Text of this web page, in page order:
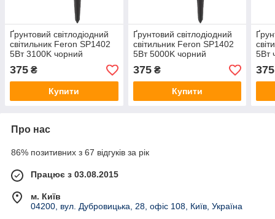
Ґрунтовий світлодіодний
світильник Feron SP1402
5Вт 3100K чорний
375 ₴
Купити
Ґрунтовий світлодіодний
світильник Feron SP1402
5Вт 5000K чорний
375₴
Купити
5Вт
375
Про нас
86% позитивних з 67 відгуків за рік
Працює з 03.08.2015
м. Київ
04200, вул. Дубровицька, 28, офіс 108, Київ, Україна